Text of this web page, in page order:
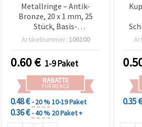
Metallringe – Antik-
Bronze, 20 x 1 mm, 25
Stück, Basis-
Schmuckzubehör für DIY-
Schlüsselanhänger &
Basteln
Artikelnummer: 106100
0.60€ 1-9 Paket
RABATTE
FÜR MENGE
0.48 €- 20 %10-19 Paket
0.36 €- 40 % 20 Paket +
0.35 €